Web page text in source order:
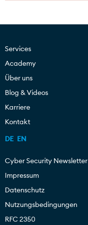
Services
Academy
Über uns
Blog & Videos
Karriere
Kontakt
DE EN
Cyber Security Newsletter
Impressum
Datenschutz
Nutzungsbedingungen
RFC 2350